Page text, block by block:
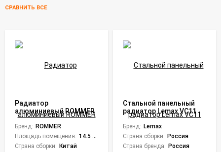
СРАВНИТЬ ВСЕ
Радиатор
алюминиевый ROMMER
Al Plus 500 x10
Бренд: ROMMER
Площадь помещения: 14.5 кв. м.
Страна сборки: Китай
Стальной панельный
радиатор Lemax VC11
500х1100
Бренд: Lemax
Страна сборки: Россия
Страна бренда: Россия